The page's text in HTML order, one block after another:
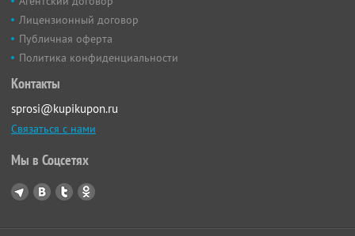
Лицензионный договор
Публичная оферта
Политика конфиденциальности
Контакты
sprosi@kupikupon.ru
Связаться с нами
Мы в Соцсетях